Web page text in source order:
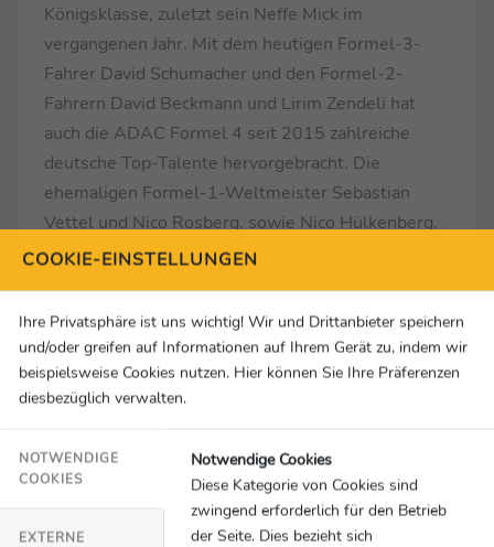
Königsklasse, zuletzt sein Neffe Mick im
vergangenen Jahr. Mit dem heutigen Formel-3-
Fahrer David Schumacher und den Formel-2-
Fahrern David Beckmann und Lirim Zendeli hat
auch die ADAC Formel 4 seit 2015 zahlreiche
deutsche Top-Talente hervorgebracht. Die
ehemaligen Formel-1-Weltmeister Sebastian
Vettel und Nico Rosberg, sowie Nico Hülkenberg,
Timo Glock, die Formel-E-Fahrer Maximilian
Weltklasse- GT-Fahrer Maro Engel kommen
ebenfalls aus den Formelserien des ADAC.
Pressekontakt
ADAC Formel 4
Andreas Asen, SID Marketing, T +49 221 99 88
adac-motorsport@sid-marketing.de
COOKIE-EINSTELLUNGEN
Ihre Privatsphäre ist uns wichtig! Wir und Drittanbieter speichern
und/oder greifen auf Informationen auf Ihrem Gerät zu, indem wir
beispielsweise Cookies nutzen. Hier können Sie Ihre Präferenzen
diesbezüglich verwalten.
NOTWENDIGE
COOKIES
EXTERNE
Notwendige Cookies
Diese Kategorie von Cookies sind
zwingend erforderlich für den Betrieb
der Seite. Dies bezieht sich